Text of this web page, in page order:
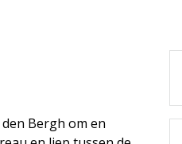
Bergh om en